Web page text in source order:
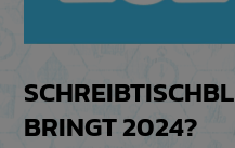
BRINGT 2024?